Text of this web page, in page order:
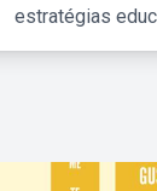
estratégias